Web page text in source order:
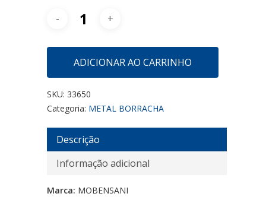
ADICIONAR AO CARRINHO
SKU: 33650
Categoria: METAL BORRACHA
Descrição
Informação adicional
Marca: MOBENSANI